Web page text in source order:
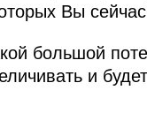
Вы
большой
и